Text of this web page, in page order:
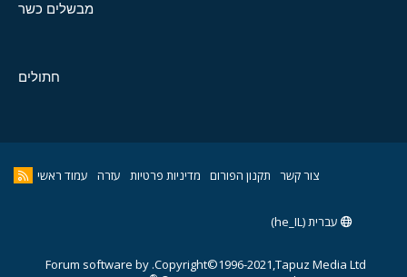
מבשלים כשר
חתולים
צור קשר תקנון הפורום מדיניות פרטיות עזרה עמוד ראשי
עברית (he_IL)
Copyright©1996-2021,Tapuz Media Ltd.
Forum software by